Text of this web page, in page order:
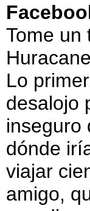
Tome un
Lo
desalojo
inseguro
dónde
viajar
amigo,